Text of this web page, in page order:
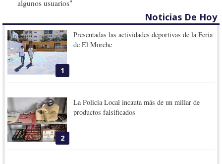
algunos usuarios"
Noticias De Hoy
1
Presentadas las actividades deportivas de la Feria
de El Morche
2
La Policía Local incauta más de un millar de
productos falsificados